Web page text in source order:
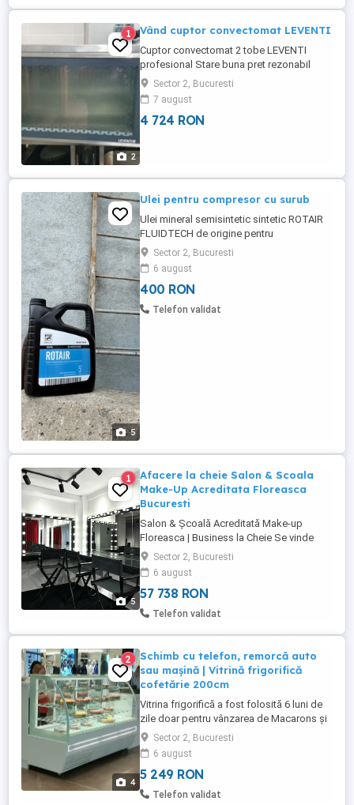
2
1 Vând cuptor convectomat LEVENTI
Cuptor convectomat 2 tobe LEVENTI
profesional Stare buna pret rezonabil
Sector 2, Bucuresti
7 august
4 724 RON
5
Ulei pentru compresor cu surub
Ulei mineral semisintetic sintetic ROTAIR
FLUIDTECH de origine pentru
compresoarele cu surub Alup, Abac, Fiac,
Mark, Ceccato, Chicago pneumatic,
Schutzen, Grassair, Puska, Mauguire,
Michelin, Schneider, Reno, Quincy,
Worthington, Creemers, Airpress, Agre,
Sector 2, Bucuresti
6 august
400 RON
Telefon validat
5
1
Afacere la cheie Salon & Scoala
Make-Up Acreditata Floreasca
Bucuresti
Salon & Școală Acreditată Make-up
Floreasca | Business la Cheie Se vinde
afacere complet funcțională: Salon de
Make-up + Școală acreditată, situată în
zona premium Floreasca. Business activ,
cu reputație formată, autorizat și pregătit
pentru preluare imediată. Detalii
Sector 2, Bucuresti
6 august
57 738 RON
Telefon validat
4
2
Schimb cu telefon, remorcă auto
sau mașină | Vitrină frigorifică
cofetărie 200cm
Vitrina frigorifică a fost folosită 6 luni de
zile doar pentru vânzarea de Macarons și
se află într-o stare tehnică cât și estetică
foarte bună. Pentru mai multe detalii pe
WhatsApp sau la telefon
Sector 2, Bucuresti
6 august
5 249 RON
Telefon validat